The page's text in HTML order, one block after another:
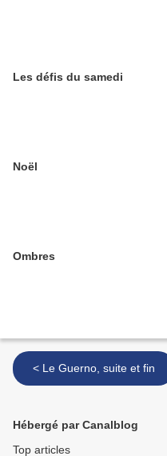
Les défis du samedi
Noël
Ombres
< Le Guerno, suite et fin
Hébergé par Canalblog
Top articles